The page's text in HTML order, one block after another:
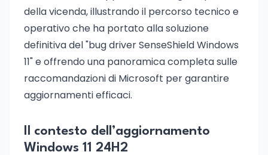
della vicenda, illustrando il percorso tecnico e
operativo che ha portato alla soluzione
definitiva del "bug driver SenseShield Windows
11" e offrendo una panoramica completa sulle
raccomandazioni di Microsoft per garantire
aggiornamenti efficaci.
Il contesto dell’aggiornamento
Windows 11 24H2